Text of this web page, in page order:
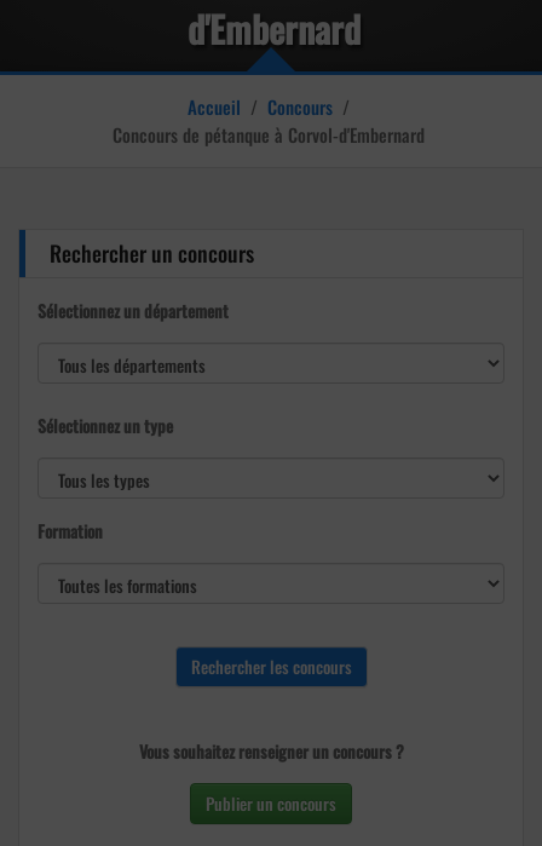
d'Embernard
Accueil / Concours /
Concours de pétanque à Corvol-d'Embernard
Rechercher un concours
Sélectionnez un département
Sélectionnez un type
Formation
Vous souhaitez renseigner un concours ?
Publier un concours